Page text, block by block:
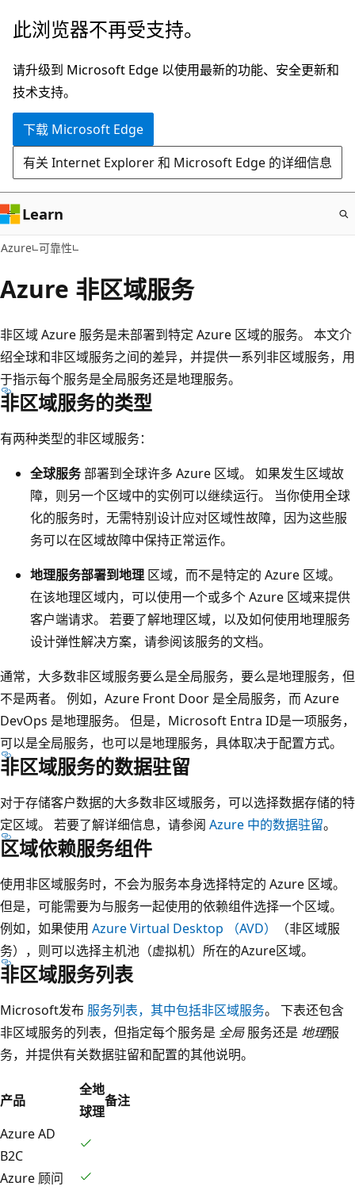
跳
主
要
内
此浏览器不再受支持。
请升级到 Microsoft Edge 以使用最新的功能、安全更新和
技术支持。
下载 Microsoft Edge
有关 Internet Explorer 和 Microsoft Edge 的详细信息
Learn
Azure 可靠性
Azure 非区域服务
非区域 Azure 服务是未部署到特定 Azure 区域的服务。 本文介
绍全球和非区域服务之间的差异，并提供一系列非区域服务，用
于指示每个服务是全局服务还是地理服务。
非区域服务的类型
有两种类型的非区域服务：
全球服务部署到全球许多 Azure 区域。 如果发生区域故
障，则另一个区域中的实例可以继续运行。 当你使用全球
化的服务时，无需特别设计应对区域性故障，因为这些服
务可以在区域故障中保持正常运作。
地理服务部署到地理 区域，而不是特定的 Azure 区域。
在该地理区域内，可以使用一个或多个 Azure 区域来提供
客户端请求。 若要了解地理区域，以及如何使用地理服务
设计弹性解决方案，请参阅该服务的文档。
通常，大多数非区域服务要么是全局服务，要么是地理服务，但
不是两者。 例如，Azure Front Door 是全局服务，而 Azure
DevOps 是地理服务。 但是，Microsoft Entra ID是一项服务，
可以是全局服务，也可以是地理服务，具体取决于配置方式。
非区域服务的数据驻留
对于存储客户数据的大多数非区域服务，可以选择数据存储的特
定区域。 若要了解详细信息，请参阅 Azure 中的数据驻留。
区域依赖服务组件
使用非区域服务时，不会为服务本身选择特定的 Azure 区域。
但是，可能需要为与服务一起使用的依赖组件选择一个区域。
例如，如果使用 Azure Virtual Desktop （AVD）
（非区域服
务），则可以选择主机池（虚拟机）所在的Azure区域。
非区域服务列表
Microsoft发布 服务列表，其中包括非区域服务。 下表还包含
非区域服务的列表，但指定每个服务是 全局服务还是 地理服
务，并提供有关数据驻留和配置的其他说明。
产品
全
球
地
理
备注
Azure AD
B2C
Azure 顾问